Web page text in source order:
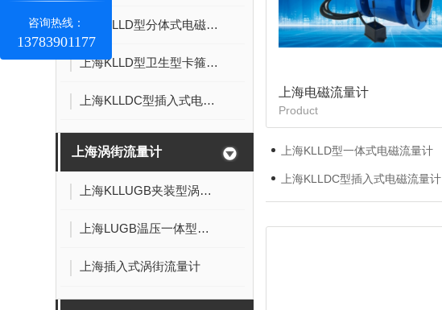
上海KLLD型分体式电磁流量计
上海KLLD型卫生型卡箍连接式电磁流量计
上海KLLDC型插入式电磁流量计
上海涡街流量计
上海KLLUGB夹装型涡街流量计
上海LUGB温压一体型涡街流量计
上海插入式涡街流量计
上海电磁流量计
Product
上海KLLD型一体式电磁流量计
上海KLLDC型插入式电磁流量计
咨询热线：
13783901177